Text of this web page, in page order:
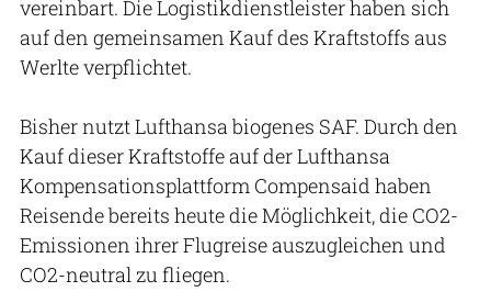
vereinbart. Die Logistikdienstleister haben sich
auf den gemeinsamen Kauf des Kraftstoffs aus
Werlte verpflichtet.
Bisher nutzt Lufthansa biogenes SAF. Durch den
Kauf dieser Kraftstoffe auf der Lufthansa
Kompensationsplattform Compensaid haben
Reisende bereits heute die Möglichkeit, die CO2-
Emissionen ihrer Flugreise auszugleichen und
CO2-neutral zu fliegen.